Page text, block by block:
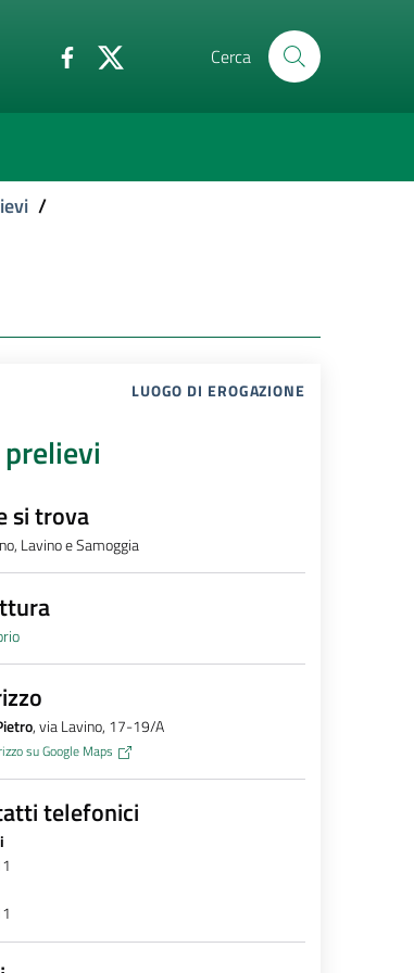
Cerca
/
LUOGO DI EROGAZIONE
si trova
Lavino e Samoggia
, via Lavino, 17-19/A
su Google Maps
telefonici